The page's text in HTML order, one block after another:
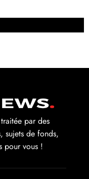
par des
sujets de fonds,
pour vous !